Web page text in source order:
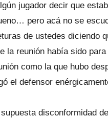
jugador decir que
pero acá no se
de ustedes diciendo
la reunión había sido
como la que hubo
el defensor
disconformidad